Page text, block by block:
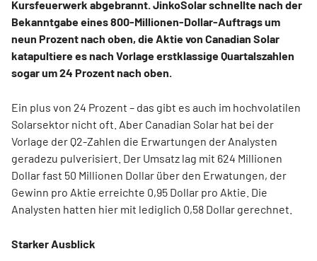
Kursfeuerwerk abgebrannt. JinkoSolar schnellte nach der
Bekanntgabe eines 800-Millionen-Dollar-Auftrags um
neun Prozent nach oben, die Aktie von Canadian Solar
katapultiere es nach Vorlage erstklassige Quartalszahlen
sogar um 24 Prozent nach oben.
Ein plus von 24 Prozent – das gibt es auch im hochvolatilen
Solarsektor nicht oft. Aber Canadian Solar hat bei der
Vorlage der Q2-Zahlen die Erwartungen der Analysten
geradezu pulverisiert. Der Umsatz lag mit 624 Millionen
Dollar fast 50 Millionen Dollar über den Erwatungen, der
Gewinn pro Aktie erreichte 0,95 Dollar pro Aktie. Die
Analysten hatten hier mit lediglich 0,58 Dollar gerechnet.
Starker Ausblick